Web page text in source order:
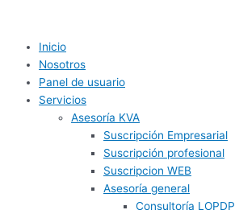
Inicio
Nosotros
Panel de usuario
Servicios
Asesoría KVA
Suscripción Empresarial
Suscripción profesional
Suscripcion WEB
Asesoría general
Consultoría LOPDP